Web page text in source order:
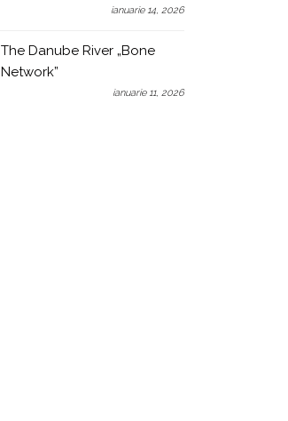
ianuarie 14, 2026
The Danube River „Bone
Network”
ianuarie 11, 2026